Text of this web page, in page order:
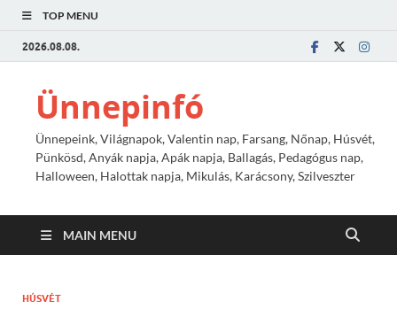
TOP MENU
2026.08.08.
Ünnepinfó
Ünnepeink, Világnapok, Valentin nap, Farsang, Nőnap, Húsvét,
Pünkösd, Anyák napja, Apák napja, Ballagás, Pedagógus nap,
Halloween, Halottak napja, Mikulás, Karácsony, Szilveszter
MAIN MENU
HÚSVÉT